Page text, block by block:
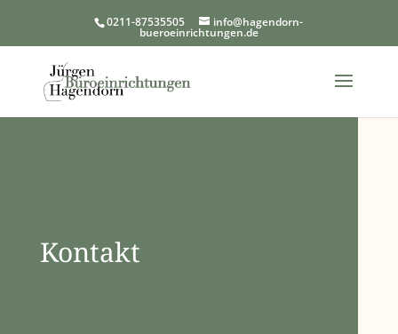
0211-87535505 info@hagendorn-
bueroeinrichtungen.de
Kontakt